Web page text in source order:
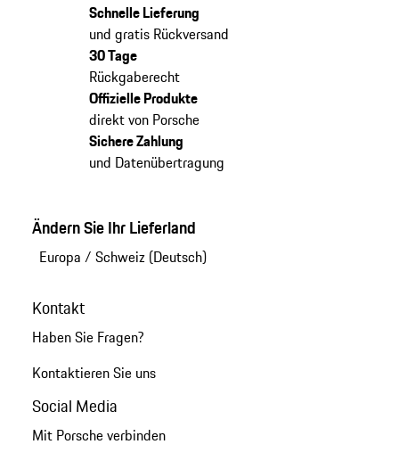
Schnelle Lieferung
und gratis Rückversand
30 Tage
Rückgaberecht
Offizielle Produkte
direkt von Porsche
Sichere Zahlung
und Datenübertragung
Ändern Sie Ihr Lieferland
Europa / Schweiz (Deutsch)
Kontakt
Haben Sie Fragen?
Kontaktieren Sie uns
Social Media
Mit Porsche verbinden